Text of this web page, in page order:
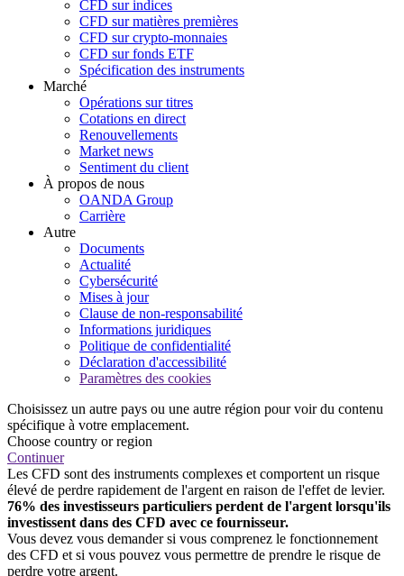
CFD sur indices
CFD sur matières premières
CFD sur crypto-monnaies
CFD sur fonds ETF
Spécification des instruments
Marché
Opérations sur titres
Cotations en direct
Renouvellements
Market news
Sentiment du client
À propos de nous
OANDA Group
Carrière
Autre
Documents
Actualité
Cybersécurité
Mises à jour
Clause de non-responsabilité
Informations juridiques
Politique de confidentialité
Déclaration d'accessibilité
Paramètres des cookies
Choisissez un autre pays ou une autre région pour voir du contenu
spécifique à votre emplacement.
Choose country or region
Continuer
Les CFD sont des instruments complexes et comportent un risque
élevé de perdre rapidement de l'argent en raison de l'effet de levier.
76% des investisseurs particuliers perdent de l'argent lorsqu'ils
investissent dans des CFD avec ce fournisseur.
Vous devez vous demander si vous comprenez le fonctionnement
des CFD et si vous pouvez vous permettre de prendre le risque de
perdre votre argent.